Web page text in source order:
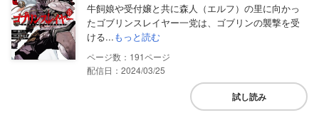
牛飼娘や受付嬢と共に森人（エルフ）の里に向かっ
たゴブリンスレイヤー一党は、ゴブリンの襲撃を受
ける...もっと読む
191
配信日：2024/03/25
試し読み